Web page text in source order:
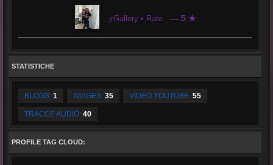
jrGallery • Rate — 5 ★
STATISTICHE
BLOGS: 1 IMAGES: 35 VIDEO YOUTUBE: 55
TRACCE AUDIO: 40
PROFILE TAG CLOUD: